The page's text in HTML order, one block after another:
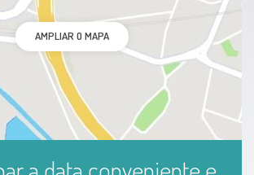
Crónica
Com Derrame
AMPLIAR O MAPA